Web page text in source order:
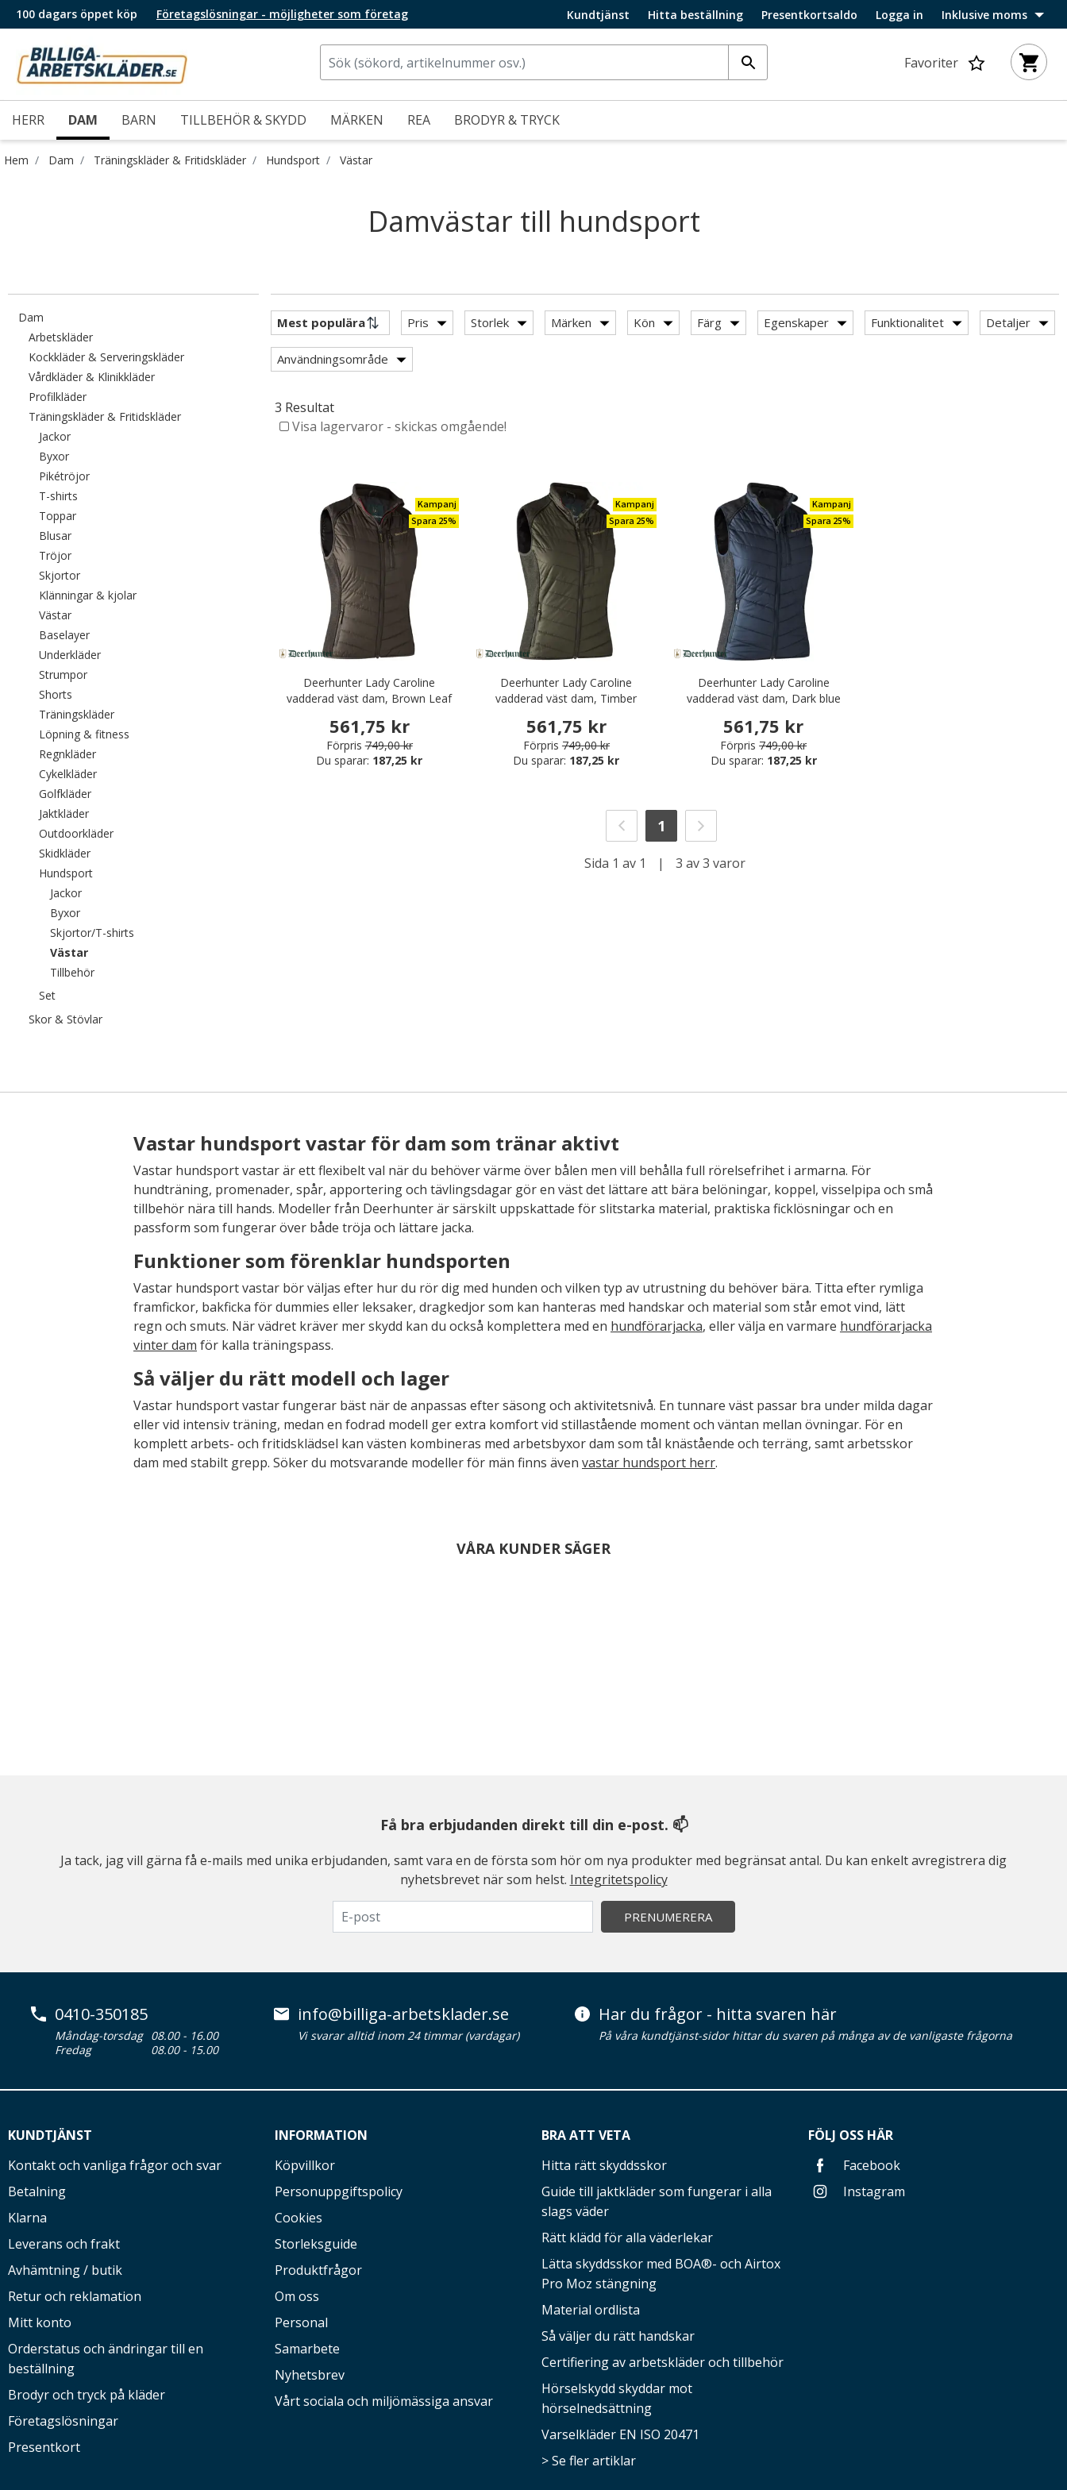
100 dagars öppet köp Företagslösningar - möjligheter som företag Kundtjänst Hitta beställning Presentkortsaldo Logga in Inklusive moms
Favoriter
HERR DAM BARN TILLBEHÖR & SKYDD MÄRKEN REA BRODYR & TRYCK
Hem Dam Träningskläder & Fritidskläder Hundsport Västar
Damvästar till hundsport
Dam
ArbetskläderFiltrera efter category: Arbetskläder
Kockkläder & ServeringskläderFiltrera efter category: Kockkläder & Serveringskläder
Vårdkläder & KlinikkläderFiltrera efter category: Vårdkläder & Klinikkläder
ProfilkläderFiltrera efter category: Profilkläder
Träningskläder & FritidskläderFiltrera efter category: Träningskläder & Fritidskläder
JackorFiltrera efter category: Jackor
ByxorFiltrera efter category: Byxor
PikétröjorFiltrera efter category: Pikétröjor
T-shirts
TopparFiltrera efter category: Toppar
BlusarFiltrera efter category: Blusar
TröjorFiltrera efter category: Tröjor
SkjortorFiltrera efter category: Skjortor
Klänningar & kjolarFiltrera efter category: Klänningar & kjolar
VästarFiltrera efter category: Västar
BaselayerFiltrera efter category: Baselayer
UnderkläderFiltrera efter category: Underkläder
StrumporFiltrera efter category: Strumpor
Shorts
TräningskläderFiltrera efter category: Träningskläder
Löpning & fitness Filtrera efter category: Löpning & fitness
RegnkläderFiltrera efter category: Regnkläder
CykelkläderFiltrera efter category: Cykelkläder
GolfkläderFiltrera efter category: Golfkläder
JaktkläderFiltrera efter category: Jaktkläder
OutdoorkläderFiltrera efter category: Outdoorkläder
SkidkläderFiltrera efter category: Skidkläder
HundsportFiltrera efter category: Hundsport
JackorFiltrera efter category: Jackor
ByxorFiltrera efter category: Byxor
Skjortor/T-shirtsFiltrera efter category: Skjortor/T-shirts
VästarValda För närvarande sorterad efter category: Västar
TillbehörFiltrera efter category: Tillbehör
SetFiltrera efter category: Set
Skor & StövlarFiltrera efter category: Skor & Stövlar
Pris Storlek Märken Kön Färg Egenskaper Funktionalitet Detaljer
Användningsområde
3 Resultat
Visa lagervaror - skickas omgående!
Kampanj
Spara 25%
Deerhunter Lady Caroline
vadderad väst dam, Brown Leaf
561,75 kr
Förpris 749,00 kr
Du sparar: 187,25 kr
Kampanj
Spara 25%
Deerhunter Lady Caroline
vadderad väst dam, Timber
561,75 kr
Förpris 749,00 kr
Du sparar: 187,25 kr
Kampanj
Spara 25%
Deerhunter Lady Caroline
vadderad väst dam, Dark blue
561,75 kr
Förpris 749,00 kr
Du sparar: 187,25 kr
1
Sida 1 av 1 | 3 av 3 varor
Vastar hundsport vastar för dam som tränar aktivt
Vastar hundsport vastar är ett flexibelt val när du behöver värme över bålen men vill behålla full rörelsefrihet i armarna. För
hundträning, promenader, spår, apportering och tävlingsdagar gör en väst det lättare att bära belöningar, koppel, visselpipa och små
tillbehör nära till hands. Modeller från Deerhunter är särskilt uppskattade för slitstarka material, praktiska ficklösningar och en
passform som fungerar över både tröja och lättare jacka.
Funktioner som förenklar hundsporten
Vastar hundsport vastar bör väljas efter hur du rör dig med hunden och vilken typ av utrustning du behöver bära. Titta efter rymliga
framfickor, bakficka för dummies eller leksaker, dragkedjor som kan hanteras med handskar och material som står emot vind, lätt
regn och smuts. När vädret kräver mer skydd kan du också komplettera med en hundförarjacka, eller välja en varmare hundförarjacka
vinter dam för kalla träningspass.
Så väljer du rätt modell och lager
Vastar hundsport vastar fungerar bäst när de anpassas efter säsong och aktivitetsnivå. En tunnare väst passar bra under milda dagar
eller vid intensiv träning, medan en fodrad modell ger extra komfort vid stillastående moment och väntan mellan övningar. För en
komplett arbets- och fritidsklädsel kan västen kombineras med arbetsbyxor dam som tål knästående och terräng, samt arbetsskor
dam med stabilt grepp. Söker du motsvarande modeller för män finns även vastar hundsport herr.
VÅRA KUNDER SÄGER
Få bra erbjudanden direkt till din e-post. 📫
Ja tack, jag vill gärna få e-mails med unika erbjudanden, samt vara en de första som hör om nya produkter med begränsat antal. Du kan enkelt avregistrera dig
nyhetsbrevet när som helst. Integritetspolicy
PRENUMERERA
0410-350185
Måndag-torsdag 08.00 - 16.00
Fredag
08.00 - 15.00
info@billiga-arbetsklader.se
Vi svarar alltid inom 24 timmar (vardagar)
Har du frågor - hitta svaren här
På våra kundtjänst-sidor hittar du svaren på många av de vanligaste frågorna
KUNDTJÄNST
Kontakt och vanliga frågor och svar
Betalning
Klarna
Leverans och frakt
Avhämtning / butik
Retur och reklamation
Mitt konto
Orderstatus och ändringar till en
beställning
Brodyr och tryck på kläder
Företagslösningar
Presentkort
INFORMATION
Köpvillkor
Personuppgiftspolicy
Cookies
Storleksguide
Produktfrågor
Om oss
Personal
Samarbete
Nyhetsbrev
Vårt sociala och miljömässiga ansvar
BRA ATT VETA
Hitta rätt skyddsskor
Guide till jaktkläder som fungerar i alla
slags väder
Rätt klädd för alla väderlekar
Lätta skyddsskor med BOA®- och Airtox
Pro Moz stängning
Material ordlista
Så väljer du rätt handskar
Certifiering av arbetskläder och tillbehör
Hörselskydd skyddar mot
hörselnedsättning
Varselkläder EN ISO 20471
> Se fler artiklar
FÖLJ OSS HÄR
Facebook
Instagram